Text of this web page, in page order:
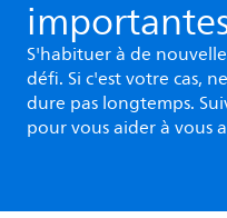
S'habituer à de
défi. Si c'est votre cas,
dure pas longtemps.
pour vous aider à vous